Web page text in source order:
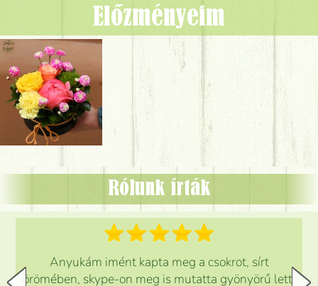
Előzményeim
Rólunk írták
Anyukám imént kapta meg a csokrot, sírt
örömében, skype-on meg is mutatta gyönyörű lett.